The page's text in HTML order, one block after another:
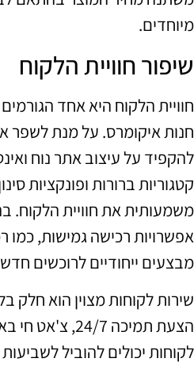
מיוחדים.
שיפור חוויית הלקוח
חוויית הלקוח היא אחד
חנות איקומרס. על מנת לשפר
להקפיד על עיצוב אתר נוח
קטגוריות ברורות ופונקציות
משמעותית את חוויית הלקוח.
אפשרויות רכישה גמישות, כמו
מבצעים ייחודיים לרוכשים
שירות לקוחות מצוין הוא חלק
הצעת תמיכה 24/
לקוחות יכולים להוביל